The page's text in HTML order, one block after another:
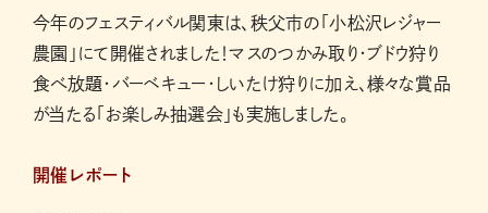
今年のフェスティバル関東は、秩父市の「小松沢レジャー
農園」にて開催されました！マスのつかみ取り・ブドウ狩り
食べ放題・バーベキュー・しいたけ狩りに加え、様々な賞品
が当たる「お楽しみ抽選会」も実施しました。
開催レポート